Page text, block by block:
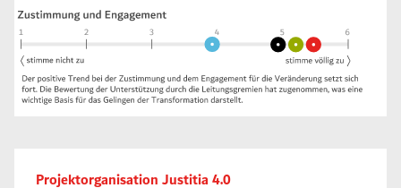
Projektorganisation Justitia 4.0